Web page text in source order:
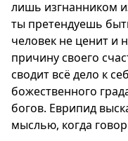
лишь изгнанником
ты претендуешь
человек не ценит и
причину своего
сводит всё дело к
божественного
богов. Еврипид
мыслью, когда